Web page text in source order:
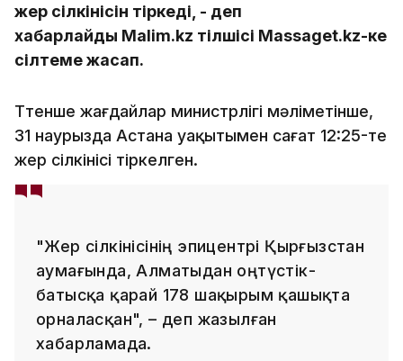
жер сілкінісін тіркеді, - деп
хабарлайды Malim.kz тілшісі Massaget.kz-ке
сілтеме жасап.
Төтенше жағдайлар министрлігі мәліметінше,
31 наурызда Астана уақытымен сағат 12:25-те
жер сілкінісі тіркелген.
"Жер сілкінісінің эпицентрі Қырғызстан
аумағында, Алматыдан оңтүстік-
батысқа қарай 178 шақырым қашықта
орналасқан", – деп жазылған
хабарламада.